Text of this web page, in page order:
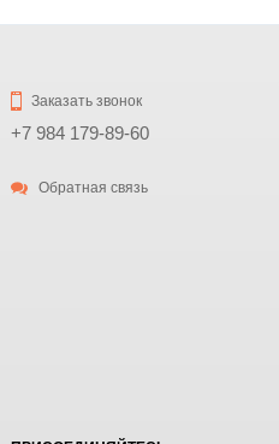
Заказать звонок
+7 984 179-89-60
Обратная связь